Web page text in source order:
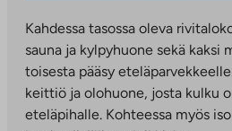
Kahdessa tasossa oleva
sauna ja kylpyhuone sekä kaksi
toisesta pääsy
keittiö ja olohuone, josta kulku
eteläpihalle. Kohteessa myös